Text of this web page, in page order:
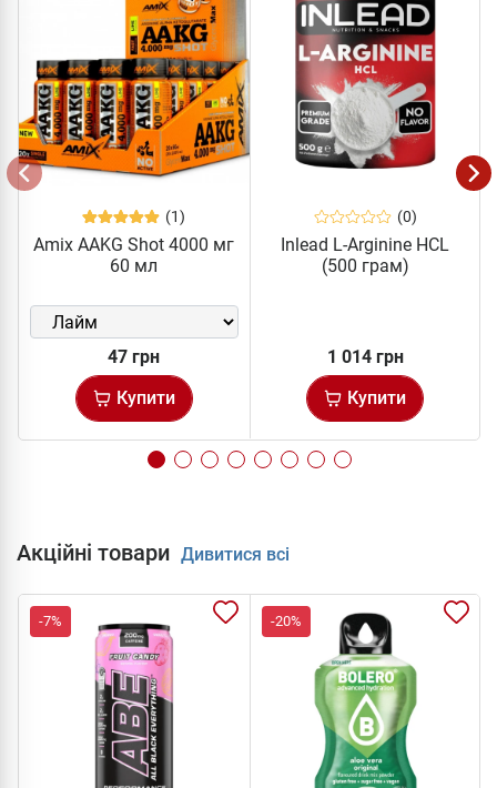
(1)
Amix AAKG Shot 4000 мг
60 мл
47 грн
Купити
(0)
Inlead L-Arginine HCL
(500 грам)
1 014 грн
Купити
Акційні товари Дивитися всі
-7% -20%